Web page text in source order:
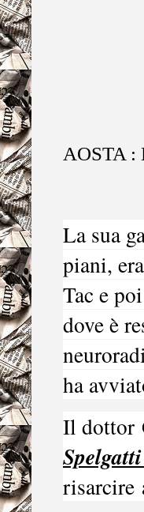
AOSTA :
La sua
piani,
Tac e
dove è
ha
Il dottor
Spelgatti
risarcire